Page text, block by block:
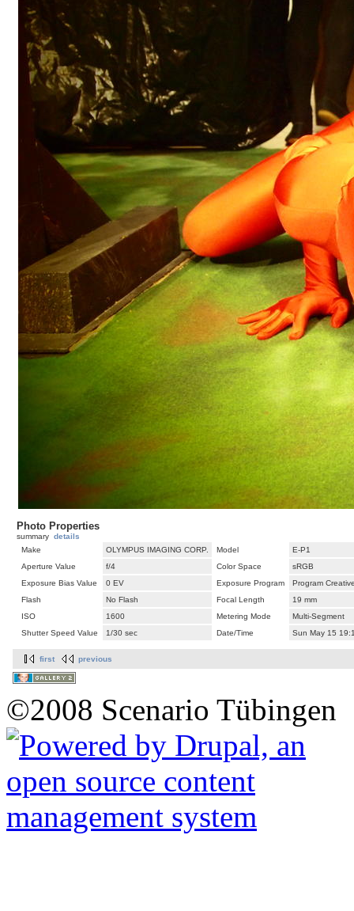
Photo Properties
summary details
Make
OLYMPUS IMAGING CORP. Model
E-P1
Aperture Value
f/4 Color Space
sRGB
Exposure Bias Value
0 EV Exposure Program
Program
Flash
No Flash Focal Length
19 mm
ISO
1600 Metering Mode
Multi-Segment
Shutter Speed Value
1/30 sec Date/Time Sun May 15
first previous
©2008 Scenario Tübingen